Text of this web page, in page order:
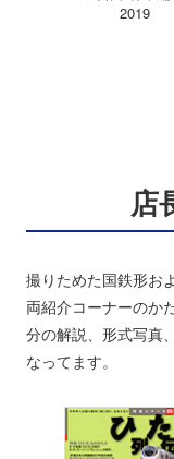
2019
店
撮りためた国鉄形お
両紹介コーナーのか
分の解説、形式写真
なってます。